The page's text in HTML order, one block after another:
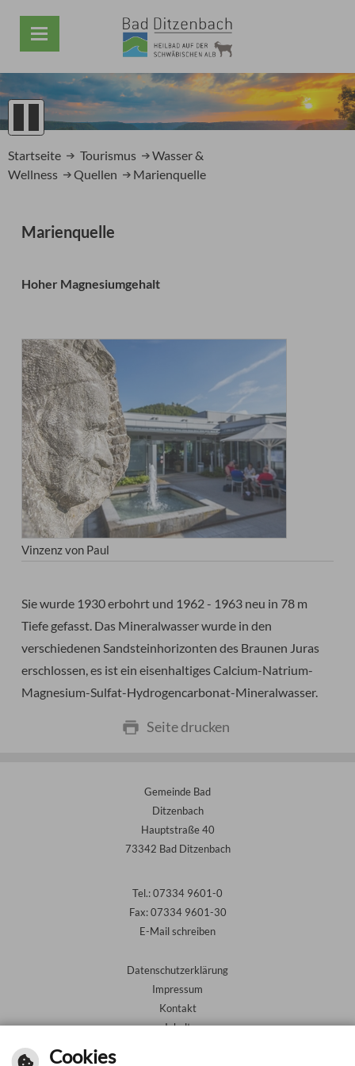
Startseite Tourismus
Wasser &
Wellness
Quellen Marienquelle
Marienquelle
Hoher Magnesiumgehalt
Vinzenz von Paul
Sie wurde 1930 erbohrt und 1962 - 1963 neu in 78 m
Tiefe gefasst. Das Mineralwasser wurde in den
verschiedenen Sandsteinhorizonten des Braunen Juras
erschlossen, es ist ein eisenhaltiges Calcium-Natrium-
Magnesium-Sulfat-Hydrogencarbonat-Mineralwasser.
Seite drucken
Gemeinde Bad
Ditzenbach
Hauptstraße 40
73342 Bad Ditzenbach
Tel.: 07334 9601-0
Fax: 07334 9601-30
E-Mail schreiben
Datenschutzerklärung
Impressum
Kontakt
Inhalt
Cookies